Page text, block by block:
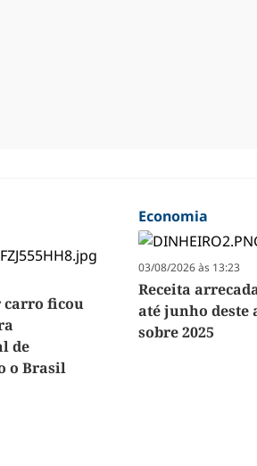
carro ficou
de
o Brasil
Economia
03/08/2026 às 13:23
Receita
até junho deste
sobre 2025